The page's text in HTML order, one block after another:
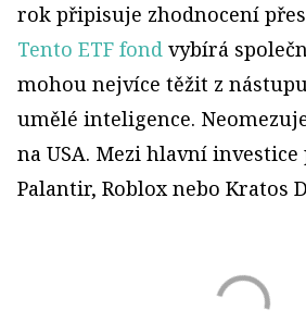
rok připisuje zhodnocení
Tento ETF fond vybírá
mohou nejvíce těžit z
umělé inteligence.
na USA. Mezi hlavní investice
Palantir, Roblox nebo Kratos